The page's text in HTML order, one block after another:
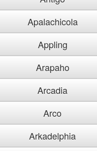
Apalachicola
Appling
Arapaho
Arcadia
Arco
Arkadelphia